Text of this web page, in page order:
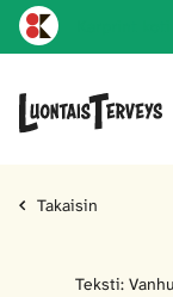
Takaisin
Teksti: